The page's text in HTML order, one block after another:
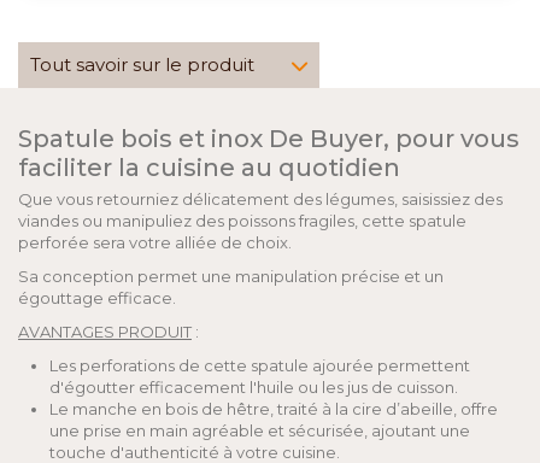
Tout savoir sur le produit
Spatule bois et inox De Buyer, pour vous
faciliter la cuisine au quotidien
Que vous retourniez délicatement des légumes, saisissiez des
viandes ou manipuliez des poissons fragiles, cette spatule
perforée sera votre alliée de choix.
Sa conception permet une manipulation précise et un
égouttage efficace.
AVANTAGES PRODUIT :
Les perforations de cette spatule ajourée permettent
d'égoutter efficacement l'huile ou les jus de cuisson.
Le manche en bois de hêtre, traité à la cire d’abeille, offre
une prise en main agréable et sécurisée, ajoutant une
touche d'authenticité à votre cuisine.